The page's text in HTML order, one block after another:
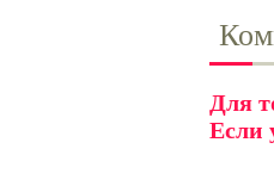
Для
Если